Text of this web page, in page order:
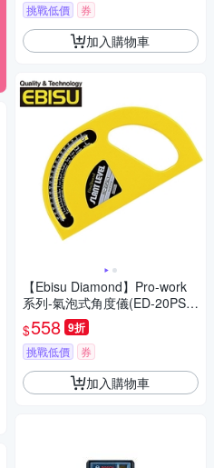
挑戰低價 券
加入購物車
【Ebisu Diamond】Pro-work
系列-氣泡式角度儀(ED-20PSL
Y)
$558 9折
挑戰低價 券
加入購物車